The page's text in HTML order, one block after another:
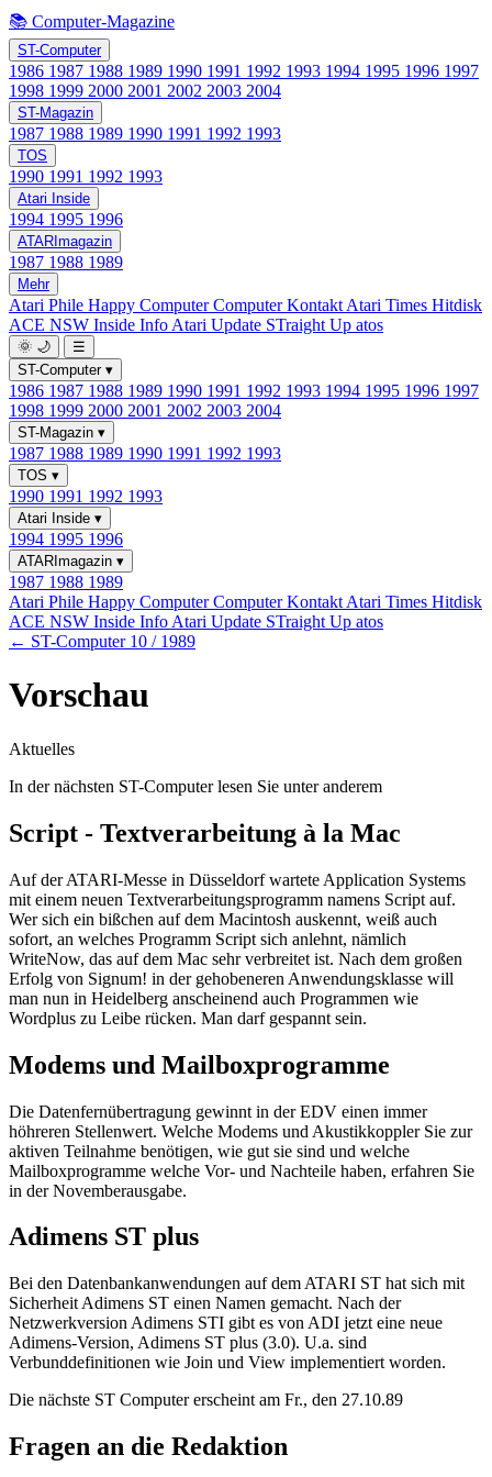
📚 Computer-Magazine
ST-Computer
1986 1987 1988 1989 1990 1991 1992 1993 1994 1995 1996 1997
1998 1999 2000 2001 2002 2003 2004
ST-Magazin
1987 1988 1989 1990 1991 1992 1993
TOS
1990 1991 1992 1993
Atari Inside
1994 1995 1996
ATARImagazin
1987 1988 1989
Mehr
Atari Phile Happy ComputerComputer Kontakt Atari Times Hitdisk
ACE NSW Inside Info Atari Update STraight Up atos
🌞 🌙
☰
ST-Computer ▾
1986 1987 1988 1989 1990 1991 1992 1993 1994 1995 1996 1997
1998 1999 2000 2001 2002 2003 2004
ST-Magazin ▾
1987 1988 1989 1990 1991 1992 1993
TOS ▾
1990 1991 1992 1993
Atari Inside ▾
1994 1995 1996
ATARImagazin ▾
1987 1988 1989
Atari Phile Happy ComputerComputer Kontakt Atari Times Hitdisk
ACE NSW Inside Info Atari Update STraight Up atos
← ST-Computer 10 / 1989
Vorschau
Aktuelles
In der nächsten ST-Computer lesen Sie unter anderem
Script - Textverarbeitung à la Mac
Auf der ATARI-Messe in Düsseldorf wartete Application Systems
mit einem neuen Textverarbeitungsprogramm namens Script auf.
Wer sich ein bißchen auf dem Macintosh auskennt, weiß auch
sofort, an welches Programm Script sich anlehnt, nämlich
WriteNow, das auf dem Mac sehr verbreitet ist. Nach dem großen
Erfolg von Signum! in der gehobeneren Anwendungsklasse will
man nun in Heidelberg anscheinend auch Programmen wie
Wordplus zu Leibe rücken. Man darf gespannt sein.
Modems und Mailboxprogramme
Die Datenfernübertragung gewinnt in der EDV einen immer
höhreren Stellenwert. Welche Modems und Akustikkoppler Sie zur
aktiven Teilnahme benötigen, wie gut sie sind und welche
Mailboxprogramme welche Vor- und Nachteile haben, erfahren Sie
in der Novemberausgabe.
Adimens ST plus
Bei den Datenbankanwendungen auf dem ATARI ST hat sich mit
Sicherheit Adimens ST einen Namen gemacht. Nach der
Netzwerkversion Adimens STI gibt es von ADI jetzt eine neue
Adimens-Version, Adimens ST plus (3.0). U.a. sind
Verbunddefinitionen wie Join und View implementiert worden.
Die nächste ST Computer erscheint am Fr., den 27.10.89
Fragen an die Redaktion